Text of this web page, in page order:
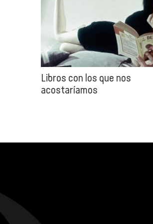
Libros con los que nos
acostaríamos